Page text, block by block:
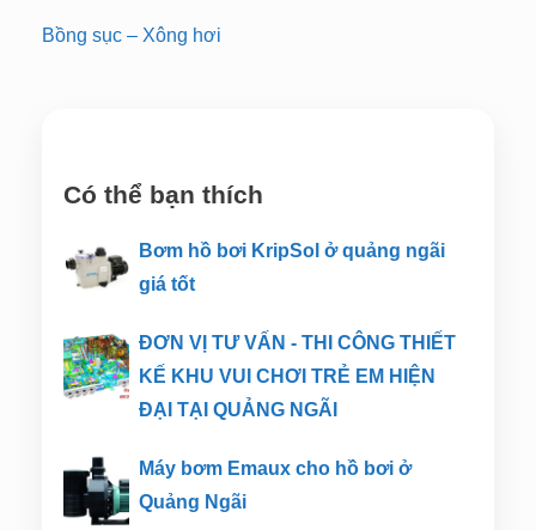
Bồng sục – Xông hơi
Có thể bạn thích
Bơm hồ bơi KripSol ở quảng ngãi
giá tốt
ĐƠN VỊ TƯ VẤN - THI CÔNG THIẾT
KẾ KHU VUI CHƠI TRẺ EM HIỆN
ĐẠI TẠI QUẢNG NGÃI
Máy bơm Emaux cho hồ bơi ở
Quảng Ngãi